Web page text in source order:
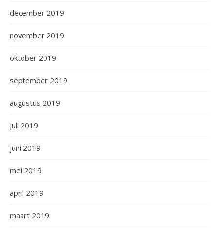
december 2019
november 2019
oktober 2019
september 2019
augustus 2019
juli 2019
juni 2019
mei 2019
april 2019
maart 2019